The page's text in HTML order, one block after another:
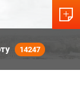
14247